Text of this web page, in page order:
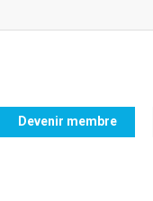
Devenir membre